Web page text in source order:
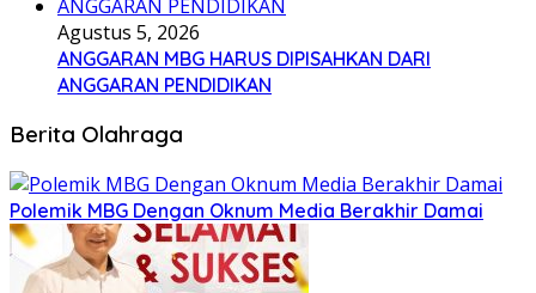
Agustus 5, 2026
ANGGARAN MBG HARUS DIPISAHKAN DARI
ANGGARAN PENDIDIKAN
Berita Olahraga
Polemik MBG Dengan Oknum Media Berakhir Damai